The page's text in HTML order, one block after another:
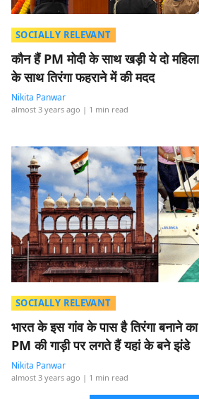
SOCIALLY RELEVANT
कौन हैं PM मोदी के साथ खड़ी ये दो
के साथ तिरंगा फहराने में की मदद
Nikita Panwar
almost 3 years ago | 1 min read
SOCIALLY RELEVANT
भारत के इस गांव के पास है तिरंगा बनाने
PM की गाड़ी पर लगते हैं यहां के बने झंडे
Nikita Panwar
almost 3 years ago | 1 min read